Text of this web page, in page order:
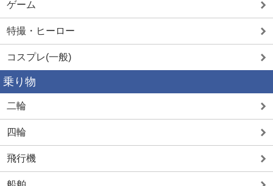
ゲーム
特撮・ヒーロー
コスプレ(一般)
乗り物
二輪
四輪
飛行機